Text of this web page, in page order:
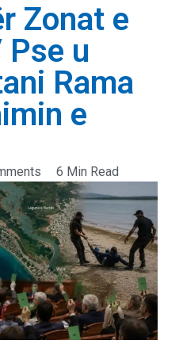
Zonat e
u
Rama
e
6 Min Read